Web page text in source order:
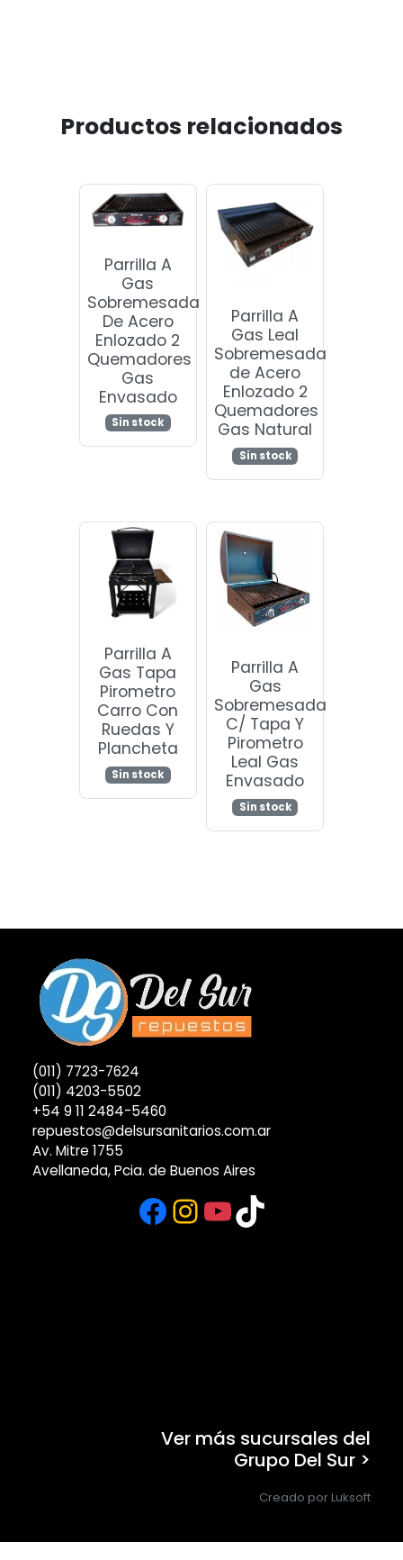
Productos relacionados
Parrilla A
Gas
Sobremesada
De Acero
Enlozado 2
Quemadores
Gas
Envasado
Sin stock
Parrilla A
Gas Leal
Sobremesada
de Acero
Enlozado 2
Quemadores
Gas Natural
Sin stock
Parrilla A
Gas Tapa
Pirometro
Carro Con
Ruedas Y
Plancheta
Sin stock
Parrilla A
Gas
Sobremesada
C/ Tapa Y
Pirometro
Leal Gas
Envasado
Sin stock
(011) 7723-7624
(011) 4203-5502
+54 9 11 2484-5460
repuestos@delsursanitarios.com.ar
Av. Mitre 1755
Avellaneda, Pcia. de Buenos Aires
Facebook
Instagram
YouTube
TikTok
Ver más sucursales del
Grupo Del Sur >
Creado por Luksoft